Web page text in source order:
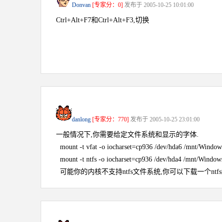
Donvan [专家分：0] 发布于 2005-10-25 10:01:00
Ctrl+Alt+F7和Ctrl+Alt+F3,切换
danlong [专家分：770] 发布于 2005-10-25 23:01:00
一般情况下,你需要给定文件系统和显示的字体.
mount -t vfat -o iocharset=cp936 /dev/hda6 /mnt/
mount -t ntfs -o iocharset=cp936 /dev/hda4 /mnt/
可能你的内核不支持ntfs文件系统,你可以下载一个